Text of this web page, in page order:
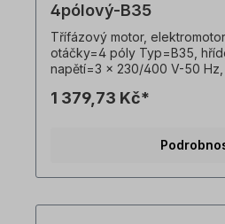
4pólový-B35
Třífázový motor,
otáčky=4 póly Typ=B35, hřídel=9 x 20 mm,
napětí=3 x 230/400 V-50
Hz, třída účinnosti=IE1,
svorkovnice=nahoře
odlitek, Třída izolace=F (155 °C),
1 379,73 Kč*